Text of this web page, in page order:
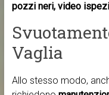
pozzi neri, video
Vaglia
Allo stesso modo,